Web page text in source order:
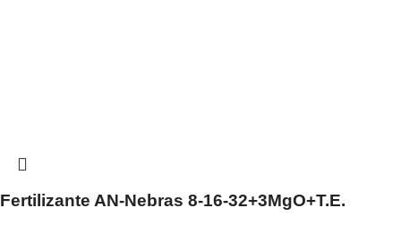
Fertilizante AN-Nebras 8-16-32+3MgO+T.E.